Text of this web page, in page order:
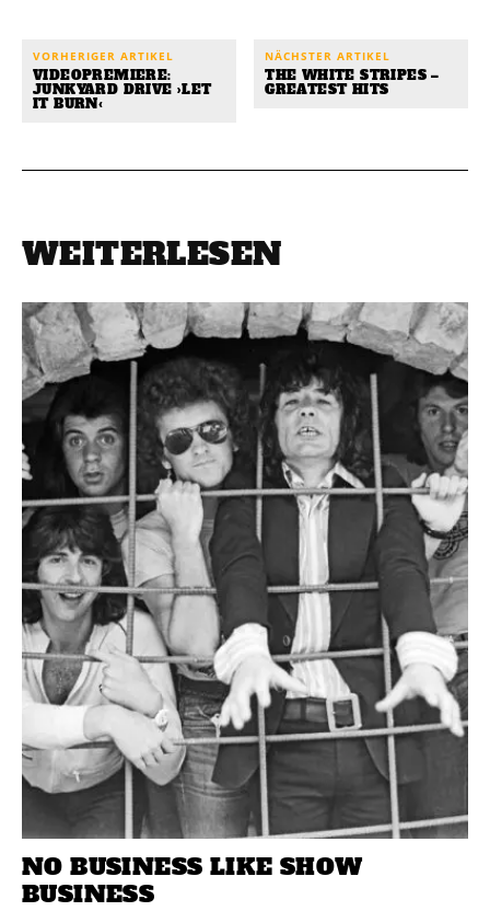
VORHERIGER ARTIKEL
VIDEOPREMIERE:
JUNKYARD DRIVE ›LET
IT BURN‹
NÄCHSTER ARTIKEL
THE WHITE STRIPES –
GREATEST HITS
WEITERLESEN
NO BUSINESS LIKE SHOW
BUSINESS